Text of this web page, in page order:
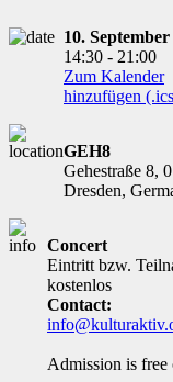
10. September
14:30 - 21:00
Zum Kalender
hinzufügen
GEH8
Gehestraße 8,
Dresden,
Concert
Eintritt bzw.
kostenlos
Contact:
Admission is free